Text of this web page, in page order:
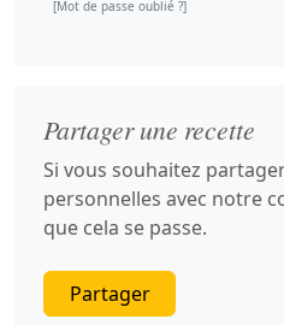
[Mot de passe oublié ?]
Partager une recette
Si vous souhaitez
personnelles avec notre
que cela se passe.
Partager